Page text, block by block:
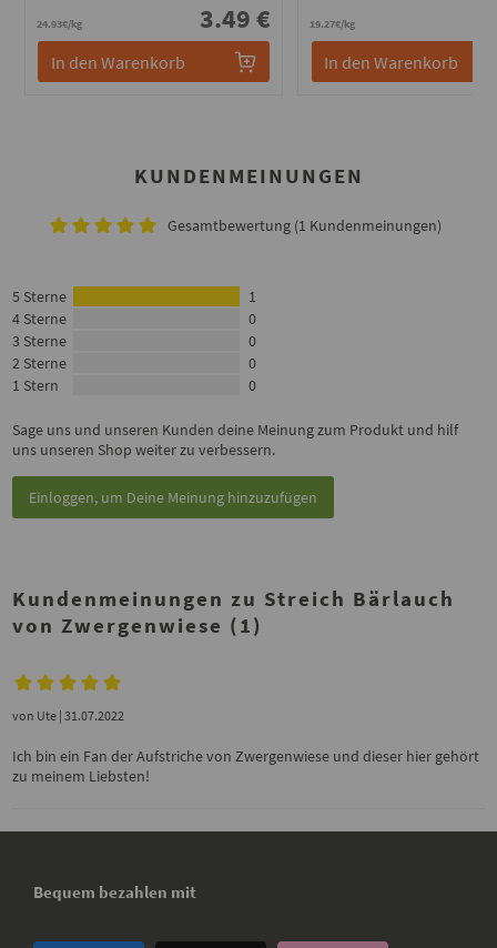
24.93€/kg 3.49 €
In den Warenkorb
19.27€/kg
In den Warenkorb
KUNDENMEINUNGEN
Gesamtbewertung (1 Kundenmeinungen)
5 Sterne
1
4 Sterne
0
3 Sterne
0
2 Sterne
0
1 Stern
0
Sage uns und unseren Kunden deine Meinung zum Produkt und hilf
uns unseren Shop weiter zu verbessern.
Einloggen, um Deine Meinung hinzuzufügen
Kundenmeinungen zu Streich Bärlauch
von Zwergenwiese (1)
von Ute | 31.07.2022
Ich bin ein Fan der Aufstriche von Zwergenwiese und dieser hier gehört
zu meinem Liebsten!
Bequem bezahlen mit